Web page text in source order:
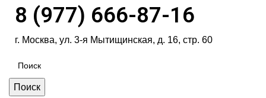
8 (977) 666-87-16
г. Москва, ул. 3-я Мытищинская, д. 16, стр. 60
Поиск